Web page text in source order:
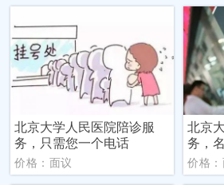
北京大学人民医院陪诊服
务，只需您一个电话
价格：面议
北京
务，
价格